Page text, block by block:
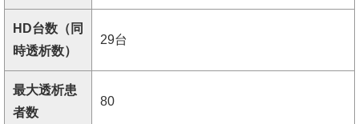
HD台数（同
時透析数）
29台
最大透析患
者数
80